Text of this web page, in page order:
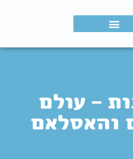
– עולם
והאסלאם